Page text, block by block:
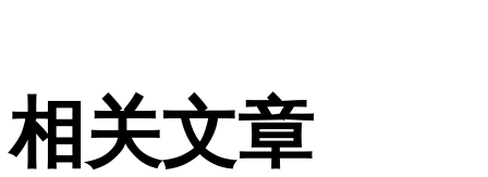
相关文章